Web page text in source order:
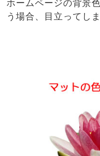
ホームページの背景
う場合、目立ってし